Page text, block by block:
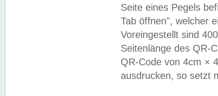
Seite eines Pegels
Tab öffnen", welcher
Voreingestellt sind
Seitenlänge des QR-
QR-Code von 4cm ×
ausdrucken, so setzt